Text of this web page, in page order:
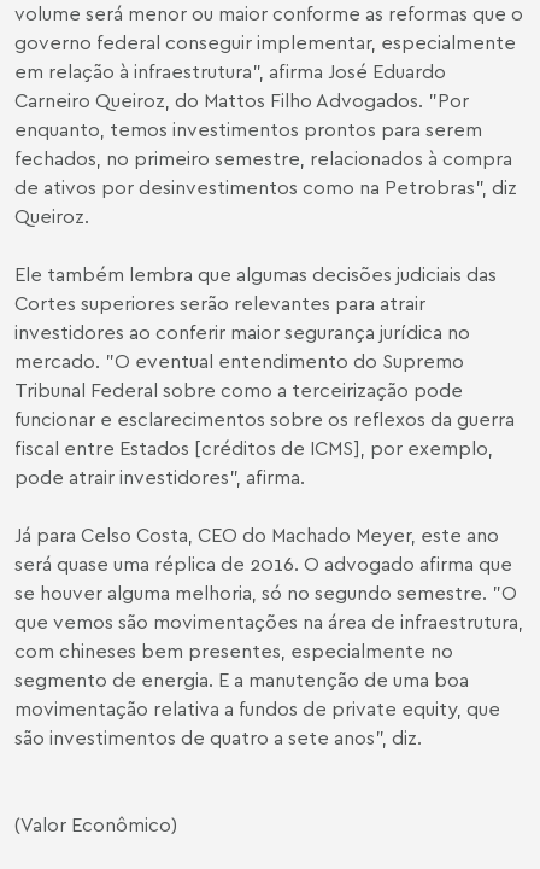
volume será menor ou maior conforme as reformas que o
governo federal conseguir implementar, especialmente
em relação à infraestrutura", afirma José Eduardo
Carneiro Queiroz, do Mattos Filho Advogados. "Por
enquanto, temos investimentos prontos para serem
fechados, no primeiro semestre, relacionados à compra
de ativos por desinvestimentos como na Petrobras", diz
Queiroz.
Ele também lembra que algumas decisões judiciais das
Cortes superiores serão relevantes para atrair
investidores ao conferir maior segurança jurídica no
mercado. "O eventual entendimento do Supremo
Tribunal Federal sobre como a terceirização pode
funcionar e esclarecimentos sobre os reflexos da guerra
fiscal entre Estados [créditos de ICMS], por exemplo,
pode atrair investidores", afirma.
Já para Celso Costa, CEO do Machado Meyer, este ano
será quase uma réplica de 2016. O advogado afirma que
se houver alguma melhoria, só no segundo semestre. "O
que vemos são movimentações na área de infraestrutura,
com chineses bem presentes, especialmente no
segmento de energia. E a manutenção de uma boa
movimentação relativa a fundos de private equity, que
são investimentos de quatro a sete anos", diz.
(Valor Econômico)